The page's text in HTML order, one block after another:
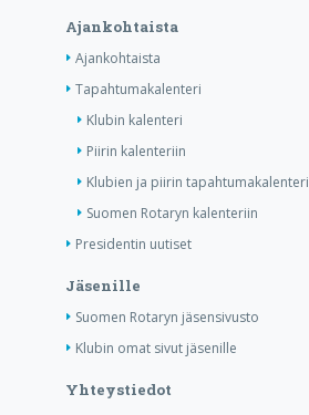
Ajankohtaista
Ajankohtaista
Tapahtumakalenteri
Klubin kalenteri
Piirin kalenteriin
Klubien ja piirin tapahtumakalenteri
Suomen Rotaryn kalenteriin
Presidentin uutiset
Jäsenille
Suomen Rotaryn jäsensivusto
Klubin omat sivut jäsenille
Yhteystiedot